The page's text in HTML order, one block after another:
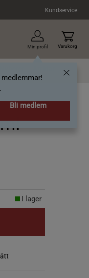
Kundservice
Min profil
Bli medlem
Varukorg
I lager